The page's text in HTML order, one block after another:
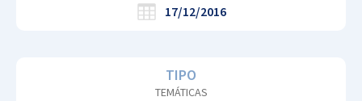
17/12/2016
TIPO
TEMÁTICAS